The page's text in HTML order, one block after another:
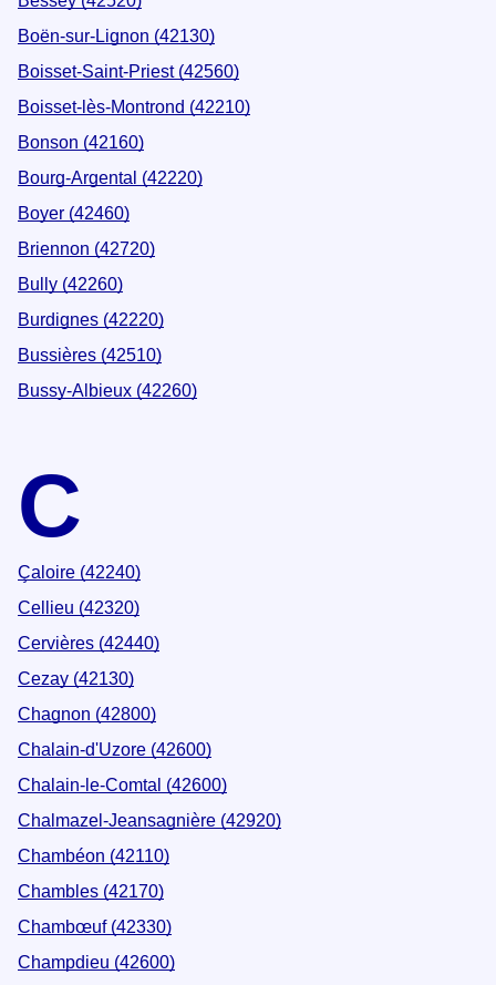
Boën-sur-Lignon (42130)
Boisset-Saint-Priest (42560)
Boisset-lès-Montrond (42210)
Bonson (42160)
Bourg-Argental (42220)
Boyer (42460)
Briennon (42720)
Bully (42260)
Burdignes (42220)
Bussières (42510)
Bussy-Albieux (42260)
C
Çaloire (42240)
Cellieu (42320)
Cervières (42440)
Cezay (42130)
Chagnon (42800)
Chalain-d'Uzore (42600)
Chalain-le-Comtal (42600)
Chalmazel-Jeansagnière (42920)
Chambéon (42110)
Chambles (42170)
Chambœuf (42330)
Champdieu (42600)